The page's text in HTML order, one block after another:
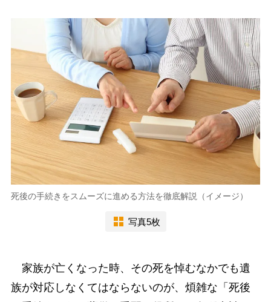
死後の手続きをスムーズに進める方法を徹底解説（イメージ）
写真5枚
家族が亡くなった時、その死を悼むなかでも遺
族が対応しなくてはならないのが、煩雑な「死後